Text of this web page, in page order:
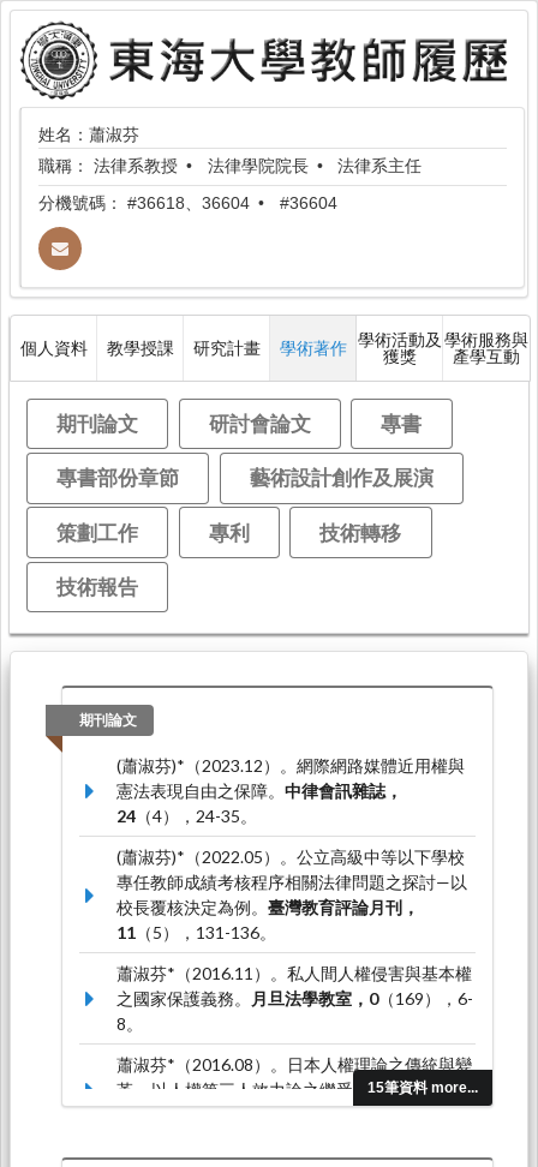
姓名：蕭淑芬
職稱： 法律系教授 法律學院院長
法律系主任
分機號碼： #36618、36604 #36604
個人資料 教學授課 研究計畫 學術著作 學術活動及
獲獎
學術服務與
產學互動
期刊論文 研討會論文 專書
專書部份章節 藝術設計創作及展演
策劃工作 專利 技術轉移
技術報告
期刊論文
15筆資料 more...
(蕭淑芬)*（2023.12）。網際網路媒體近用權與
憲法表現自由之保障。 中律會訊雜誌，
24 （4），24-35。
(蕭淑芬)*（2022.05）。公立高級中等以下學校
專任教師成績考核程序相關法律問題之探討—以
校長覆核決定為例。 臺灣教育評論月刊，
11 （5），131-136。
蕭淑芬*（2016.11）。私人間人權侵害與基本權
之國家保護義務。
月旦法學教室，0（169），6-
8。
蕭淑芬*（2016.08）。日本人權理論之傳統與變
革---以人權第三人效力論之繼受與後續理論發展
為例。東海大學法學研究，0（49），1-44。
(蕭淑芬)*（2016.08）。日本型私校公益化法制